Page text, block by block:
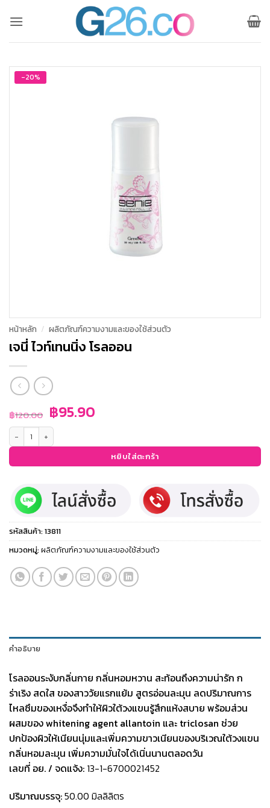
-20%
หน้าหลัก / ผลิตภัณฑ์ความงามและของใช้ส่วนตัว
เจนี่ ไวท์เทนนิ่ง โรลออน
฿120.00 Original
price
was:
฿95.90Current
฿95.90.
จำนวน เจนี่ ไวท์เทนนิ่ง โรลออน ชิ้น
หยิบใส่ตะกร้า
รหัสสินค้า:13811
หมวดหมู่:ผลิตภัณฑ์ความงามและของใช้ส่วนตัว
คำอธิบาย
โรลออนระงับกลิ่นกาย กลิ่นหอมหวาน สะท้อนถึงความน่ารัก ก
ร่าเริง สดใส ของสาววัยแรกแย้ม สูตรอ่อนละมุน ลดปริมาณการ
ไหลซึมของเหงื่อจึงทำให้ผิวใต้วงแขนรู้สึกแห้งสบาย พร้อมส่วน
ผสมของ whitening agent allantoin และ triclosan ช่วย
ปกป้องผิวให้เนียนนุ่มและเพิ่มความขาวเนียนของบริเวณใต้วงแขน
กลิ่นหอมละมุน เพิ่มความมั่นใจได้เนิ่นนานตลอดวัน
เลขที่ อย. / จดแจ้ง: 13-1-6700021452
ปริมาณบรรจุ:50.00 มิลลิลิตร